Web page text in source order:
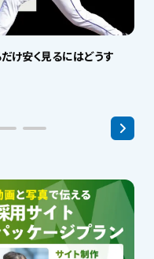
け安く見るにはどうす